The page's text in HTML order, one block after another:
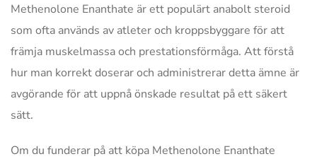
Methenolone Enanthate är ett populärt anabolt steroid
som ofta används av atleter och kroppsbyggare för att
främja muskelmassa och prestationsförmåga. Att förstå
hur man korrekt doserar och administrerar detta ämne är
avgörande för att uppnå önskade resultat på ett säkert
sätt.
Om du funderar på att köpa Methenolone Enanthate